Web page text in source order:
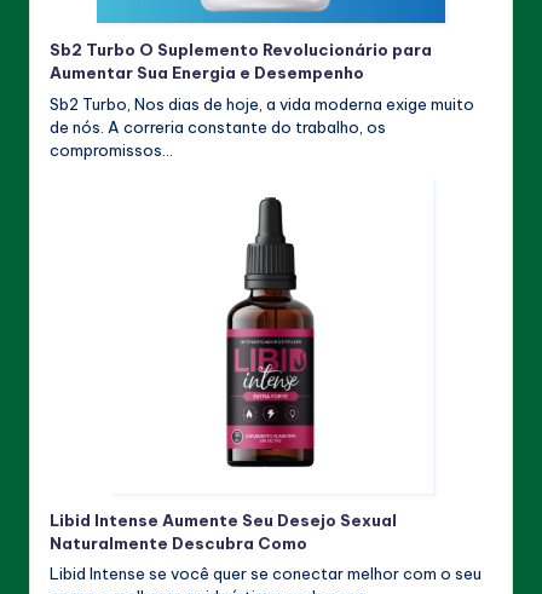
Sb2 Turbo O Suplemento Revolucionário para
Aumentar Sua Energia e Desempenho
Sb2 Turbo, Nos dias de hoje, a vida moderna exige muito
de nós. A correria constante do trabalho, os
compromissos…
Libid Intense Aumente Seu Desejo Sexual
Naturalmente Descubra Como
Libid Intense se você quer se conectar melhor com o seu